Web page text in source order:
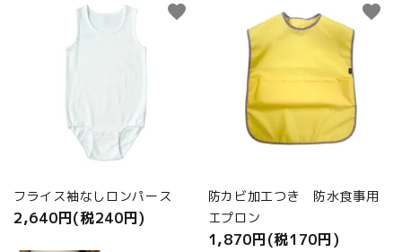
フライス袖なしロンパース
2,640円(税240円)
favorite
防カビ加工つき 防水食事用
エプロン
1,870円(税170円)
favorite